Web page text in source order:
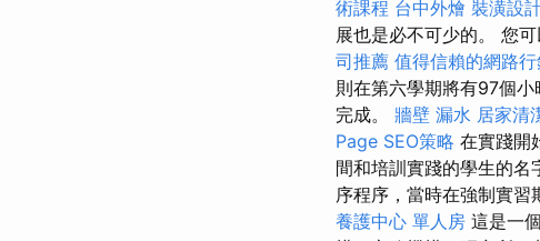
術課程 台中外燴 裝潢設
展也是必不可少的。 您
司推薦 值得信賴的網路行
則在第六學期將有97個小
完成。 牆壁 漏水 居家清
Page SEO策略 在實踐開
間和培訓實踐的學生的名
序程序，當時在強制實習
養護中心 單人房 這是一